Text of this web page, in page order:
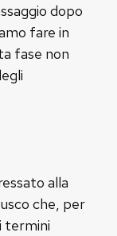
dopo
fare in
fase non
alla
che, per
termini